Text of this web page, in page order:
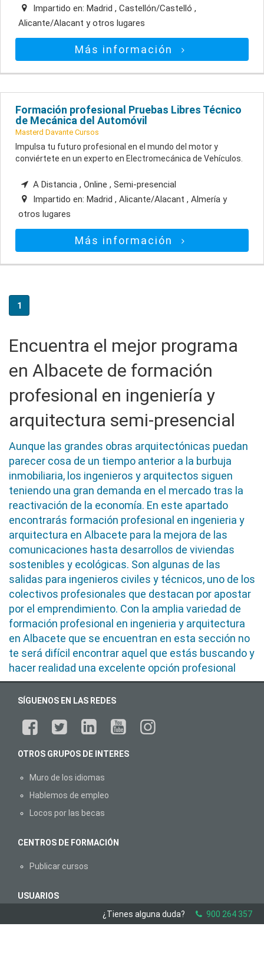
Impartido en: Madrid , Castellón/Castelló ,
Alicante/Alacant y otros lugares
Más información
Formación profesional Pruebas Libres Técnico
de Mecánica del Automóvil
Masterd Davante Cursos
Impulsa tu futuro profesional en el mundo del motor y
conviértete en un experto en Electromecánica de Vehículos.
A Distancia , Online , Semi-presencial
Impartido en: Madrid , Alicante/Alacant , Almería y
otros lugares
Más información
1
Encuentra el mejor programa
en Albacete de formación
profesional en ingeniería y
arquitectura semi-presencial
Aunque las grandes obras arquitectónicas puedan
parecer cosa de un tiempo anterior a la burbuja
inmobiliaria, los ingenieros y arquitectos siguen
teniendo una gran demanda en el mercado tras la
reactivación de la economía. En este apartado
encontrarás formación profesional en ingenieria y
arquitectura en Albacete para la mejora de las
comunicaciones hasta desarrollos de viviendas
sostenibles y ecológicas. Son algunas de las
salidas para ingenieros civiles y técnicos, uno de los
colectivos profesionales que destacan por apostar
por el emprendimiento. Con la amplia variedad de
formación profesional en ingenieria y arquitectura
en Albacete que se encuentran en esta sección no
te será difícil encontrar aquel que estás buscando y
hacer realidad una excelente opción profesional
SÍGUENOS EN LAS REDES
OTROS GRUPOS DE INTERES
Muro de los idiomas
Hablemos de empleo
Locos por las becas
CENTROS DE FORMACIÓN
Publicar cursos
USUARIOS
¿Tienes alguna duda? 900 264 357